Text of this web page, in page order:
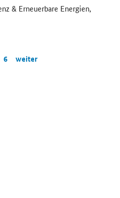
& Erneuerbare Energien,
6 weiter